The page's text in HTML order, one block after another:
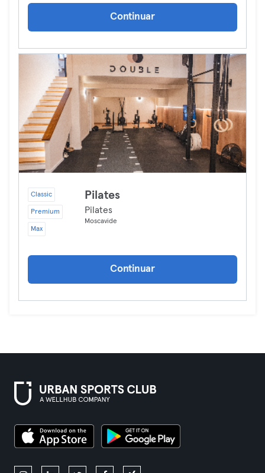
Continuar
Classic
Premium
Max
Pilates
Pilates
Moscavide
Continuar